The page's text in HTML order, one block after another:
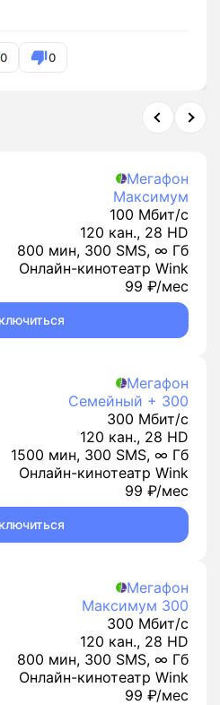
0 0
Мегафон
Максимум
100 Мбит/с
120 кан., 28 HD
800 мин, 300 SMS, ∞ Гб
Онлайн-кинотеатр Wink
99 ₽/мес
Мегафон
Семейный + 300
300 Мбит/с
120 кан., 28 HD
1500 мин, 300 SMS, ∞ Гб
Онлайн-кинотеатр Wink
99 ₽/мес
Мегафон
Максимум 300
300 Мбит/с
120 кан., 28 HD
800 мин, 300 SMS, ∞ Гб
Онлайн-кинотеатр Wink
99 ₽/мес